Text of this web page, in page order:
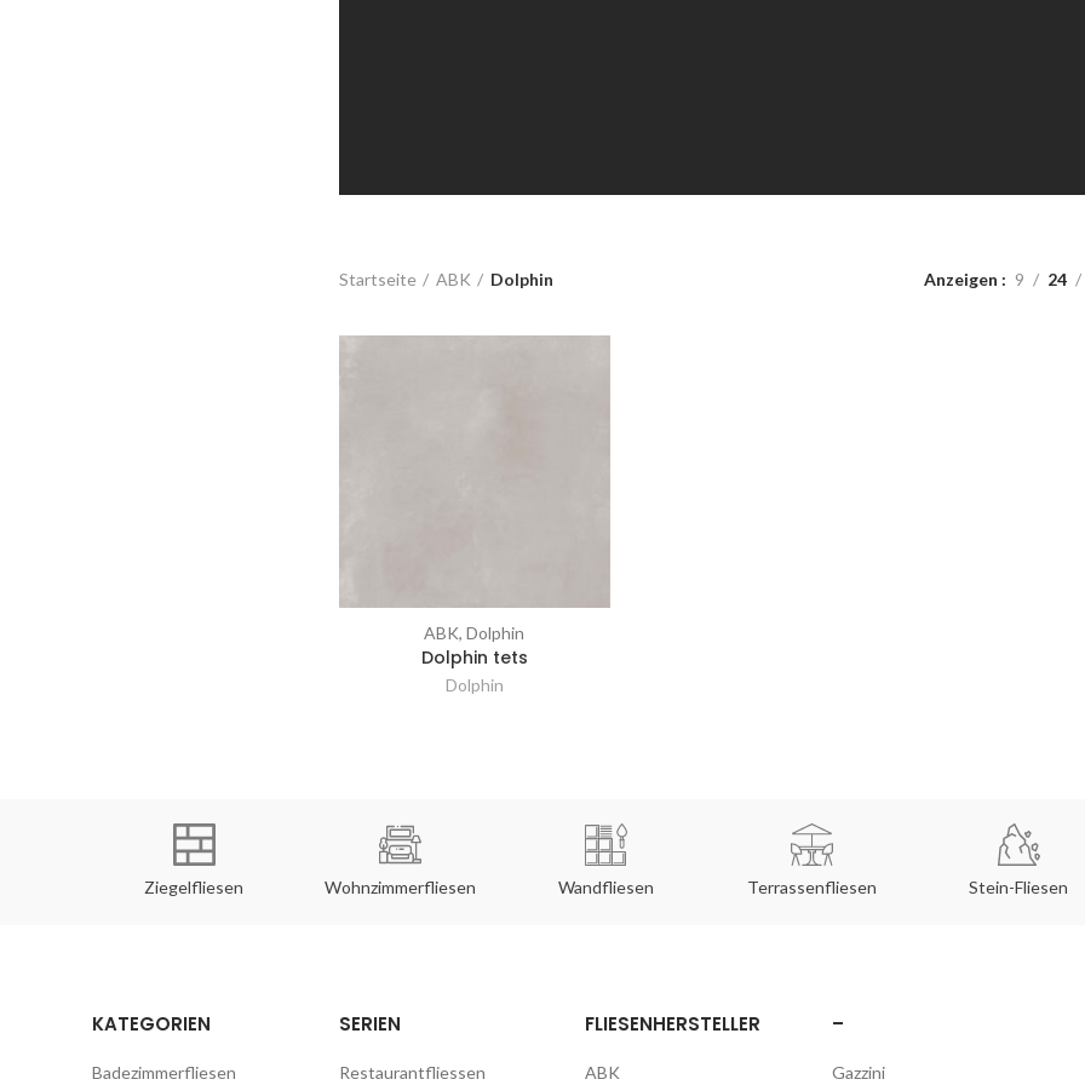
Startseite ABK Dolphin Anzeigen 9 24
Vergleichen
ABK, Dolphin
Dolphin tets
Dolphin
Ziegelfliesen Wohnzimmerfliesen Wandfliesen Terrassenfliesen Stein-Fliesen
KATEGORIEN
Badezimmerfliesen
SERIEN
Restaurantfliessen
FLIESENHERSTELLER
ABK
–
Gazzini